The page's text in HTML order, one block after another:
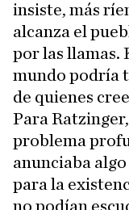
insiste, más
alcanza el
por las llamas.
mundo podría
de quienes
Para
problema
anunciaba
para la
no podían